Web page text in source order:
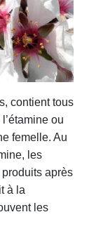
contient tous
ou
femelle. Au
les
après
à la
les